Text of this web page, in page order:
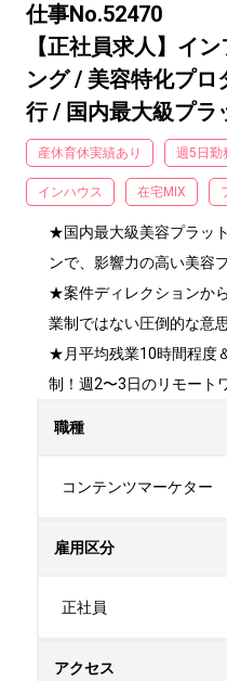
仕事No.52470
【正社員求人】イ
ング / 美容特化プ
行 / 国内最大級プラ
産休育休実績あり 週5日勤
インハウス 在宅MIX
★国内最大級美容プラッ
ンで、影響力の高い美容
★案件ディレクションか
業制ではない圧倒的な意
★月平均残業10時間程度
制！週2〜3日のリモート
職種
コンテンツマーケター
雇用区分
正社員
アクセス